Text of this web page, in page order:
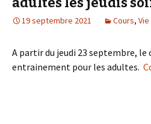
19 septembre 2021 Cours,
A partir du jeudi 23 septembre, le
entrainement pour les adultes.